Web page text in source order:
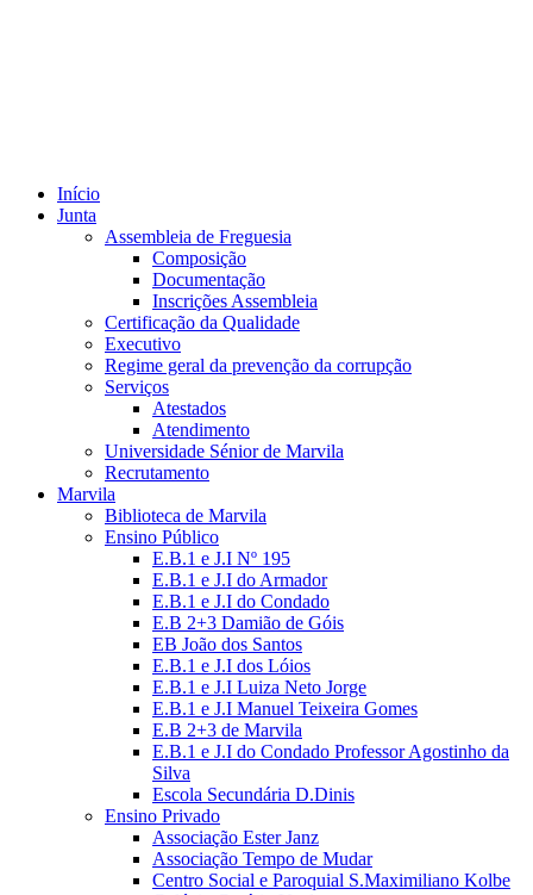
Início
Junta
Assembleia de Freguesia
Composição
Documentação
Inscrições Assembleia
Certificação da Qualidade
Executivo
Regime geral da prevenção da corrupção
Serviços
Atestados
Atendimento
Universidade Sénior de Marvila
Recrutamento
Marvila
Biblioteca de Marvila
Ensino Público
E.B.1 e J.I Nº 195
E.B.1 e J.I do Armador
E.B.1 e J.I do Condado
E.B 2+3 Damião de Góis
EB João dos Santos
E.B.1 e J.I dos Lóios
E.B.1 e J.I Luiza Neto Jorge
E.B.1 e J.I Manuel Teixeira Gomes
E.B 2+3 de Marvila
E.B.1 e J.I do Condado Professor Agostinho da
Silva
Escola Secundária D.Dinis
Ensino Privado
Associação Ester Janz
Associação Tempo de Mudar
Centro Social e Paroquial S.Maximiliano Kolbe